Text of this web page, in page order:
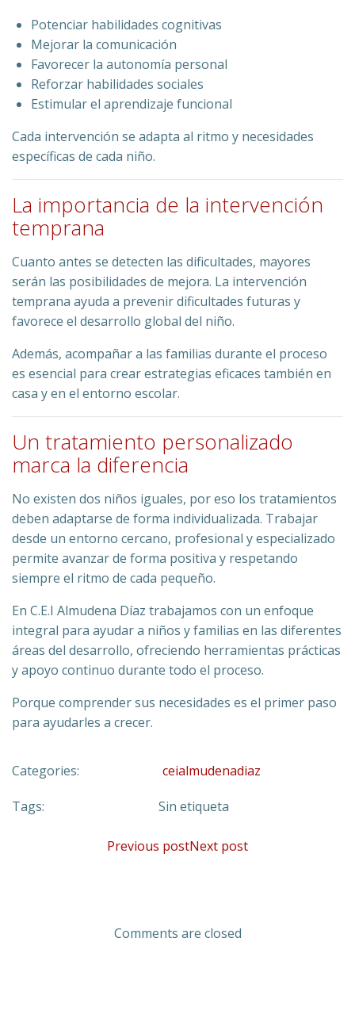
Potenciar habilidades cognitivas
Mejorar la comunicación
Favorecer la autonomía personal
Reforzar habilidades sociales
Estimular el aprendizaje funcional
Cada intervención se adapta al ritmo y necesidades
específicas de cada niño.
La importancia de la intervención
temprana
Cuanto antes se detecten las dificultades, mayores
serán las posibilidades de mejora. La intervención
temprana ayuda a prevenir dificultades futuras y
favorece el desarrollo global del niño.
Además, acompañar a las familias durante el proceso
es esencial para crear estrategias eficaces también en
casa y en el entorno escolar.
Un tratamiento personalizado
marca la diferencia
No existen dos niños iguales, por eso los tratamientos
deben adaptarse de forma individualizada. Trabajar
desde un entorno cercano, profesional y especializado
permite avanzar de forma positiva y respetando
siempre el ritmo de cada pequeño.
En C.E.I Almudena Díaz trabajamos con un enfoque
integral para ayudar a niños y familias en las diferentes
áreas del desarrollo, ofreciendo herramientas prácticas
y apoyo continuo durante todo el proceso.
Porque comprender sus necesidades es el primer paso
para ayudarles a crecer.
Categories: ceialmudenadiaz
Tags: Sin etiqueta
Navegación
Previous postNavegación
Next post
Comments are closed